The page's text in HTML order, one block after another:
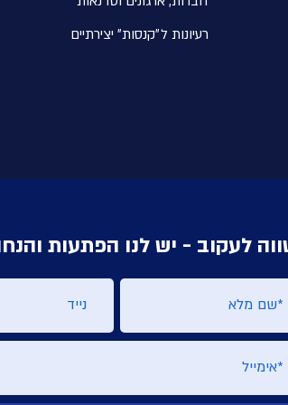
רעיונות ל״קנסות״ יצירתיים
לעקוב - יש לנו הפתעות